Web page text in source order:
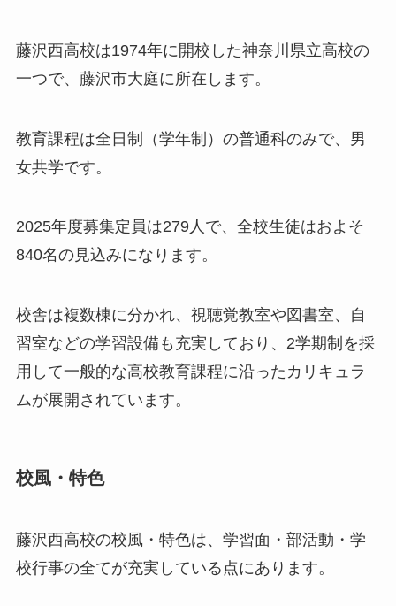
藤沢西高校は1974年に開校した神奈川県立高校の
一つで、藤沢市大庭に所在します。
教育課程は全日制（学年制）の普通科のみで、男
女共学です。
2025年度募集定員は279人で、全校生徒はおよそ
840名の見込みになります。
校舎は複数棟に分かれ、視聴覚教室や図書室、自
習室などの学習設備も充実しており、2学期制を採
用して一般的な高校教育課程に沿ったカリキュラ
ムが展開されています。
校風・特色
藤沢西高校の校風・特色は、学習面・部活動・学
校行事の全てが充実している点にあります。